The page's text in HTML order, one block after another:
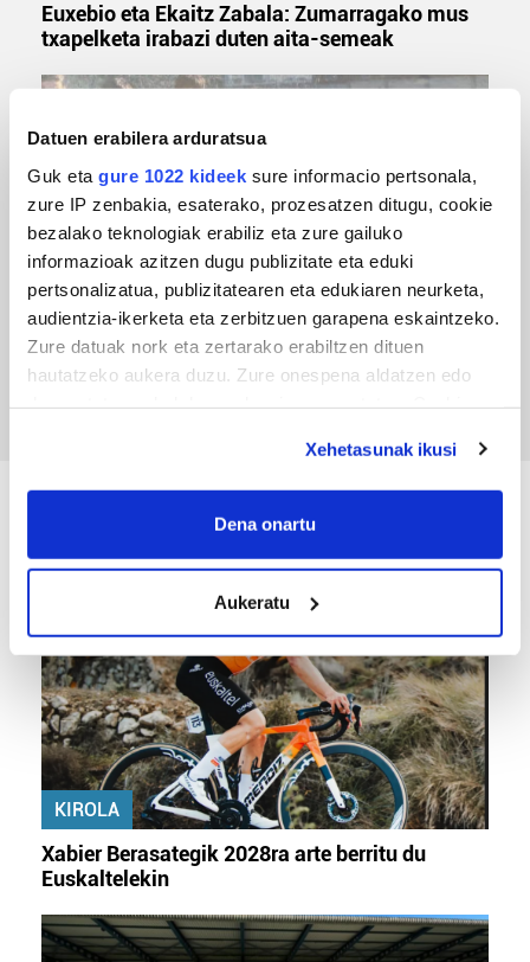
Datuen erabilera arduratsua
Guk eta gure 1022 kideek sure informacio pertsonala,
zure IP zenbakia, esaterako, prozesatzen ditugu, cookie
bezalako teknologiak erabiliz eta zure gailuko
informazioak azitzen dugu publizitate eta eduki
pertsonalizatua, publizitatearen eta edukiaren neurketa,
audientzia-ikerketa eta zerbitzuen garapena eskaintzeko.
Zure datuak nork eta zertarako erabiltzen dituen
hautatzeko aukera duzu. Zure onespena aldatzen edo
If you allow, we would also like to:
Collect information about your geographical
meters
Identify your device by actively scanning it for
specific characteristics (fingerprinting)
Find out more about how your personal data is processed
and set your preferences in thedetails section.
Guk eta gure bazkideek zure datu pertsonalak
prozesatzen ditugu, zure IP zenbakia, besteak beste,
teknologia erabiliz, cookieak adibidez, iragarki eta eduki
neurtzeko, jendeari buruzko informazioa biltzeko eta
erabiltzen dituen hauta dezakezu.
Xehetasunak ikusi
Dena onartu
Aukeratu
Euxebio eta Ekaitz Zabala: Zumarragako mus
txapelketa irabazi duten aita-semeak
TXIRRINDULARITZA
Tourreko goierritarrak
KIROLA
Xabier Berasategik 2028ra arte berritu du
Euskaltelekin